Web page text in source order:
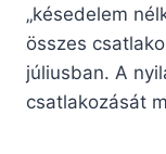
„késedelem
összes
júliusban. A
csatlakozását